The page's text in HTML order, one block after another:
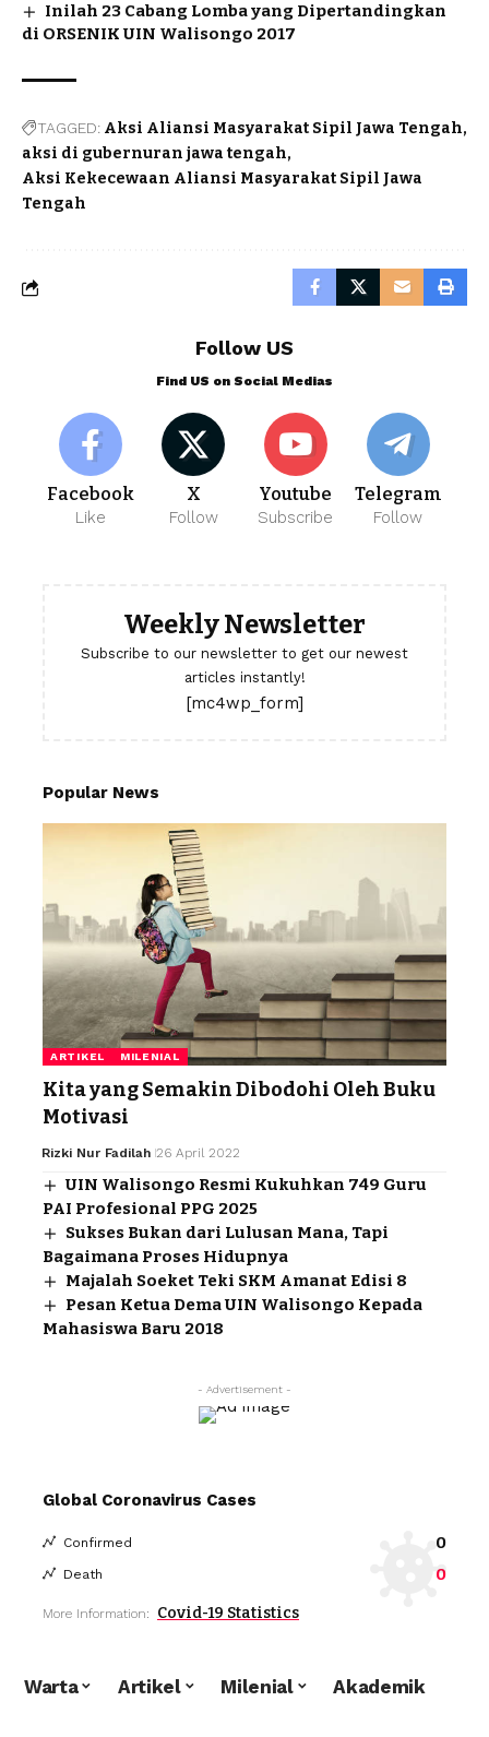
Inilah 23 Cabang Lomba yang Dipertandingkan
di ORSENIK UIN Walisongo 2017
TAGGED: Aksi Aliansi Masyarakat Sipil Jawa Tengah
aksi di gubernuran jawa tengah
Aksi Kekecewaan Aliansi Masyarakat Sipil Jawa
Tengah
Follow US
Find US on Social Medias
Facebook
Like
X
Follow
Youtube
Subscribe
Telegram
Follow
Weekly Newsletter
Subscribe to our newsletter to get our newest
articles instantly!
[mc4wp_form]
Popular News
ARTIKEL MILENIAL
Kita yang Semakin Dibodohi Oleh Buku
Motivasi
Rizki Nur Fadilah 26 April 2022
UIN Walisongo Resmi Kukuhkan 749 Guru
PAI Profesional PPG 2025
Sukses Bukan dari Lulusan Mana, Tapi
Bagaimana Proses Hidupnya
Majalah Soeket Teki SKM Amanat Edisi 8
Pesan Ketua Dema UIN Walisongo Kepada
Mahasiswa Baru 2018
- Advertisement -
Global Coronavirus Cases
Confirmed 0
Death 0
More Information: Covid-19 Statistics
Warta Artikel Milenial Akademik